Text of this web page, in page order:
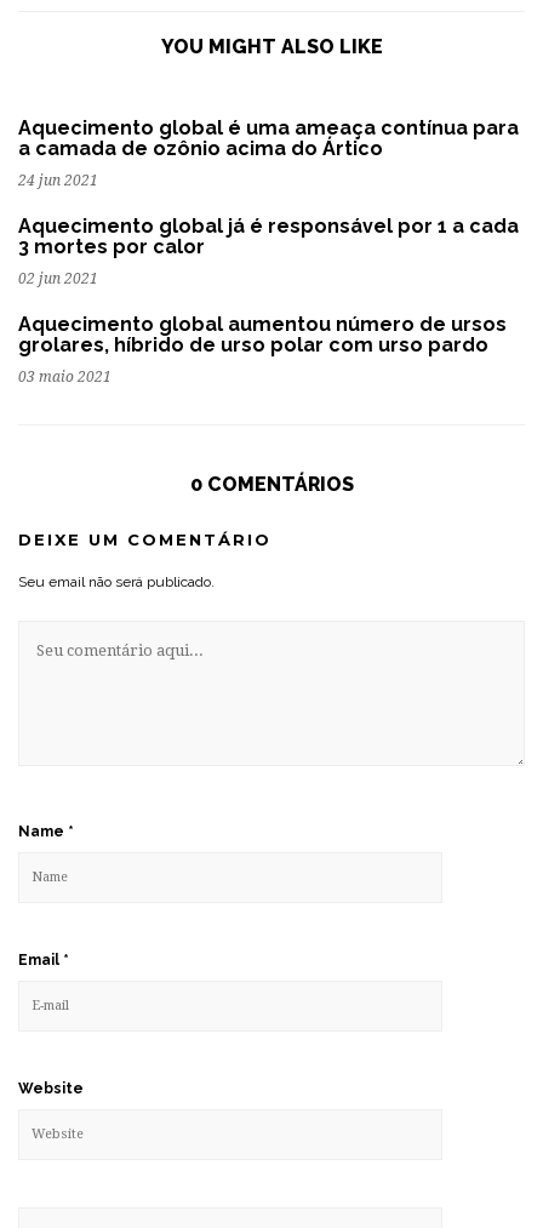
YOU MIGHT ALSO LIKE
Aquecimento global é uma ameaça contínua para
a camada de ozônio acima do Ártico
24 jun 2021
Aquecimento global já é responsável por 1 a cada
3 mortes por calor
02 jun 2021
Aquecimento global aumentou número de ursos
grolares, híbrido de urso polar com urso pardo
03 maio 2021
0 COMENTÁRIOS
DEIXE UM COMENTÁRIO
Seu email não será publicado.
Name *
Email *
Website